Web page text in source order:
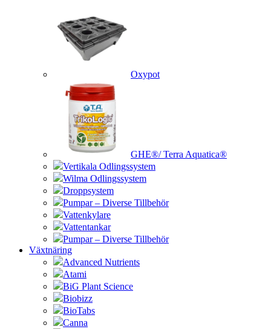
Oxypot
GHE®/ Terra Aquatica®
Vertikala Odlingssystem
Wilma Odlingssystem
Droppsystem
Pumpar – Diverse Tillbehör
Vattenkylare
Vattentankar
Pumpar – Diverse Tillbehör
Växtnäring
Advanced Nutrients
Atami
BiG Plant Science
Biobizz
BioTabs
Canna